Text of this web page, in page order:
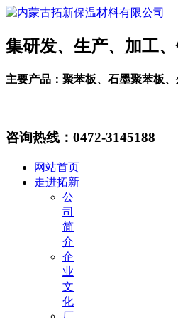
集研发、生产、加工
主要产品：聚苯板、石墨聚苯板
咨询热线： 0472-3145188
网站首页
走进拓新
公
司
简
介
企
业
文
化